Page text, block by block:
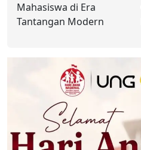
Mahasiswa di Era
Tantangan Modern